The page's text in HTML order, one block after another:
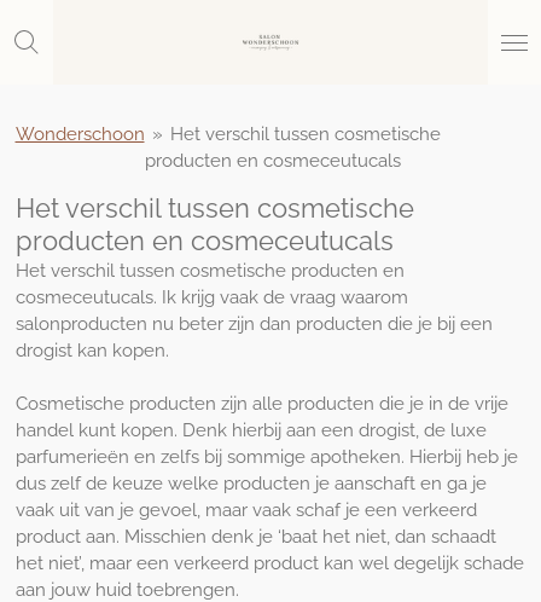
direct
hoofdinhoud
Wonderschoon » Het verschil tussen cosmetische
producten en cosmeceutucals
Het verschil tussen cosmetische
producten en cosmeceutucals
Het verschil tussen cosmetische producten en
cosmeceutucals. Ik krijg vaak de vraag waarom
salonproducten nu beter zijn dan producten die je bij een
drogist kan kopen.
Cosmetische producten zijn alle producten die je in de vrije
handel kunt kopen. Denk hierbij aan een drogist, de luxe
parfumerieën en zelfs bij sommige apotheken. Hierbij heb je
dus zelf de keuze welke producten je aanschaft en ga je
vaak uit van je gevoel, maar vaak schaf je een verkeerd
product aan. Misschien denk je ‘baat het niet, dan schaadt
het niet’, maar een verkeerd product kan wel degelijk schade
aan jouw huid toebrengen.